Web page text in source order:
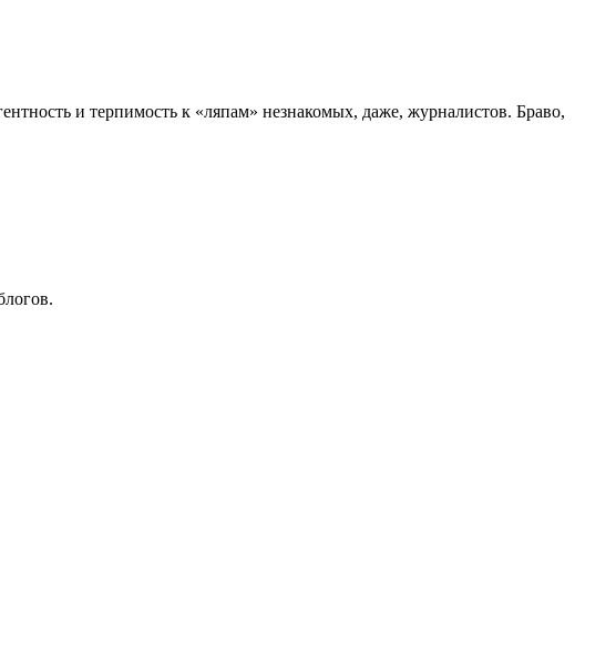
и терпимость к «ляпам» незнакомых, даже, журналистов. Браво,